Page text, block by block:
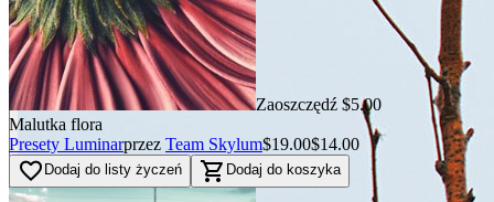
Zaoszczędź $5.00
Malutka flora
Presety Luminarprzez Team Skylum$19.00$14.00
favorite_border Dodaj do listy życzeń shopping_cart Dodaj do koszyka